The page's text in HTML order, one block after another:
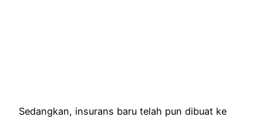
Sedangkan, insurans baru telah pun dibuat ke